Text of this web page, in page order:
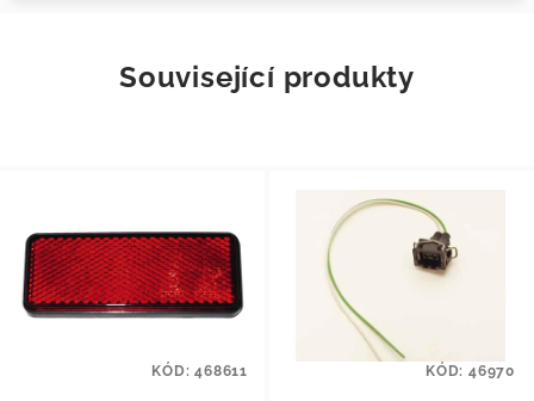
Související produkty
KÓD:468611 KÓD: 46970